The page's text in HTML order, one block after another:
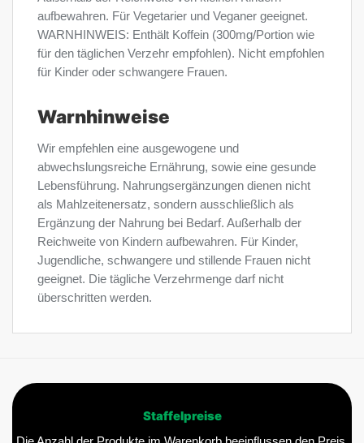
aufbewahren. Für Vegetarier und Veganer geeignet.
WARNHINWEIS: Enthält Koffein (300mg/Portion wie
für den täglichen Verzehr empfohlen). Nicht empfohlen
für Kinder oder schwangere Frauen.
Warnhinweise
Wir empfehlen eine ausgewogene und
abwechslungsreiche Ernährung, sowie eine gesunde
Lebensführung. Nahrungsergänzungen dienen nicht
als Mahlzeitenersatz, sondern ausschließlich als
Ergänzung der Nahrung bei Bedarf. Außerhalb der
Reichweite von Kindern aufbewahren. Für Kinder,
Jugendliche, schwangere und stillende Frauen nicht
geeignet. Die tägliche Verzehrmenge darf nicht
überschritten werden.
Staffelpreise